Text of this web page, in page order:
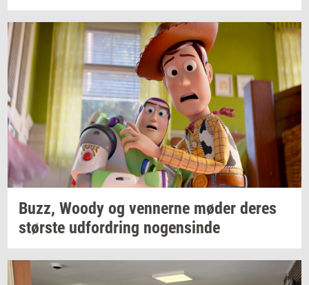
Buzz, Woody og ven­ner­ne møder deres
stør­ste ud­for­dring no­gen­sin­de